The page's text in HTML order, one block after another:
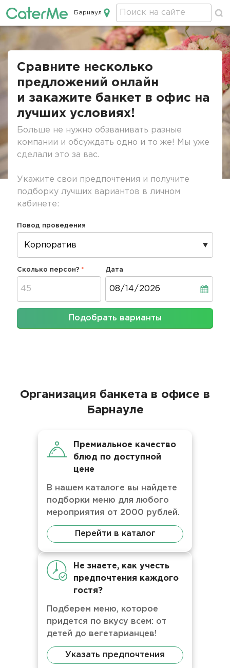
Кейтеринг в Барнауле
Барнаул
Строка
Сравните несколько
предложений онлайн
и закажите банкет в офис на
лучших условиях!
Больше не нужно обзванивать разные
компании и обсуждать одно и то же! Мы уже
сделали это за вас.
Укажите свои предпочтения и получите
подборку лучших вариантов в личном
кабинете:
Повод проведения
Сколько персон? Дата
Подобрать варианты
Организация банкета в офисе в
Барнауле
Премиальное качество
блюд по доступной
цене
В нашем каталоге вы найдете
подборки меню для любого
мероприятия от 2000 рублей.
Перейти в каталог
Не знаете, как учесть
предпочтения каждого
гостя?
Подберем меню, которое
придется по вкусу всем: от
детей до вегетарианцев!
Указать предпочтения